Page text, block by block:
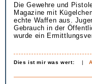
Die Gewehre und
Magazine mit
echte Waffen aus.
Gebrauch in der
wurde ein
Dies ist mir was wert: |